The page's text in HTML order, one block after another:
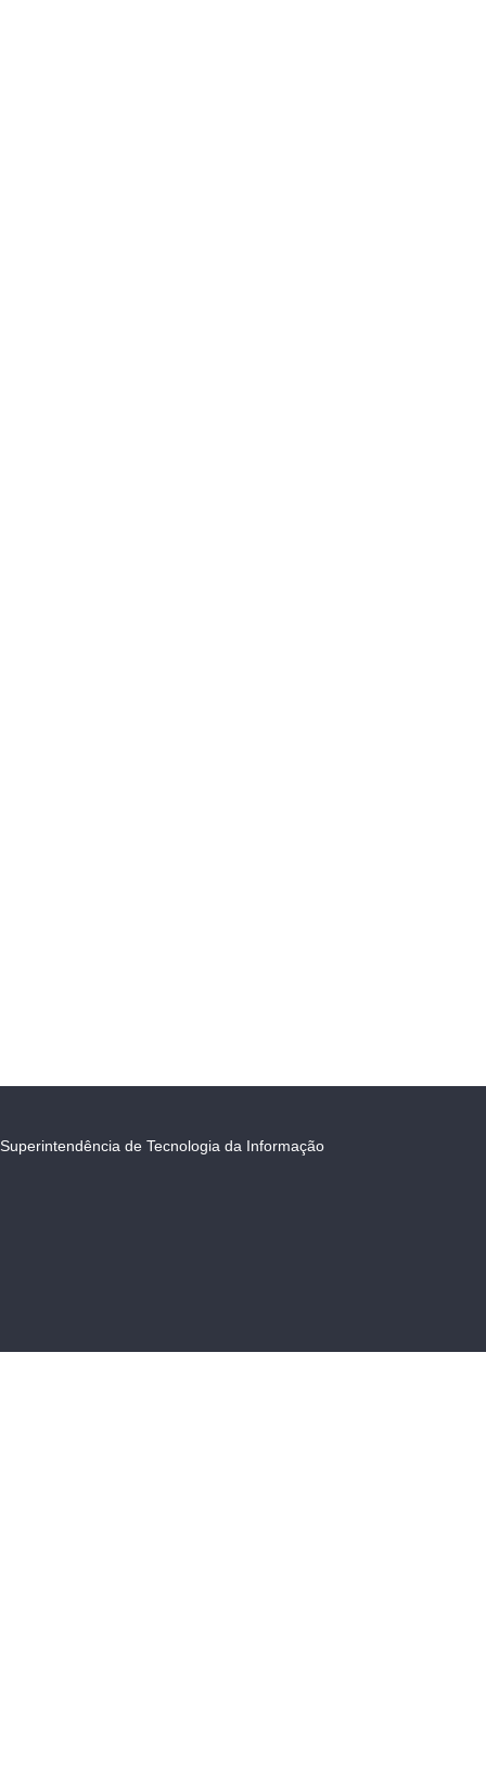
Superintendência de Tecnologia da Informação